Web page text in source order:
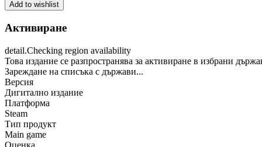
Add to wishlist
Активиране
detail.Checking region availability
Това издание се разпространява за активиране в избрани
Зареждане на списъка с държави...
Версия
Дигитално издание
Платформа
Steam
Тип продукт
Main game
Оценка